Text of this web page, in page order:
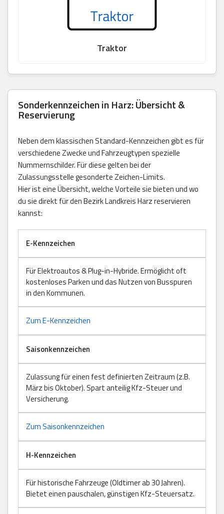
Traktor
Sonderkennzeichen in Harz: Übersicht &
Reservierung
Neben dem klassischen Standard-Kennzeichen gibt es für
verschiedene Zwecke und Fahrzeugtypen spezielle
Nummernschilder. Für diese gelten bei der
Zulassungsstelle gesonderte Zeichen-Limits.
Hier ist eine Übersicht, welche Vorteile sie bieten und wo
du sie direkt für den Bezirk Landkreis Harz reservieren
kannst:
E-Kennzeichen
Für Elektroautos & Plug-in-Hybride. Ermöglicht oft
kostenloses Parken und das Nutzen von Busspuren
in den Kommunen.
Zum E-Kennzeichen
Saisonkennzeichen
Zulassung für einen fest definierten Zeitraum (z.B.
März bis Oktober). Spart anteilig Kfz-Steuer und
Versicherung.
Zum Saisonkennzeichen
H-Kennzeichen
Für historische Fahrzeuge (Oldtimer ab 30 Jahren).
Bietet einen pauschalen, günstigen Kfz-Steuersatz.